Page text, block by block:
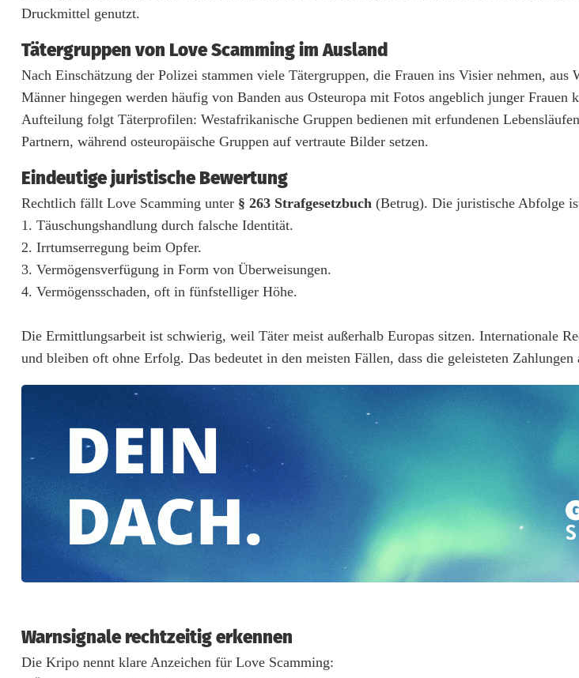
o
r
g
e
f
ä
h
r
l
i
h
m
o
t
k
Druckmittel genutzt.
Tätergruppen von Love Scamming im Ausland
Nach Einschätzung der Polizei stammen viele Tätergruppen, die Frauen ins Visier nehmen, aus
Männer hingegen werden häufig von Banden aus Osteuropa mit Fotos angeblich junger Frauen
Aufteilung folgt Täterprofilen: Westafrikanische Gruppen bedienen mit erfundenen
Partnern, während osteuropäische Gruppen auf vertraute Bilder setzen.
Eindeutige juristische Bewertung
Rechtlich fällt Love Scamming unter § 263 Strafgesetzbuch (Betrug). Die juristische Abfolge
1. Täuschungshandlung durch falsche Identität.
2. Irrtumserregung beim Opfer.
3. Vermögensverfügung in Form von Überweisungen.
4. Vermögensschaden, oft in fünfstelliger Höhe.
Die Ermittlungsarbeit ist schwierig, weil Täter meist außerhalb Europas sitzen. Internationale
und bleiben oft ohne Erfolg. Das bedeutet in den meisten Fällen, dass die geleisteten
Warnsignale rechtzeitig erkennen
Die Kripo nennt klare Anzeichen für Love Scamming: